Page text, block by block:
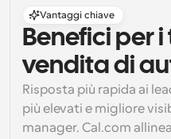
Vantaggi chiave
Benefici per
vendita di
Risposta più rapida ai
più elevati e migliore
manager. Cal.com